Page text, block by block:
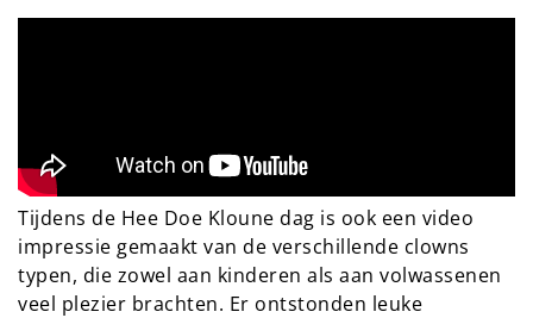
Tijdens de Hee Doe Kloune dag is ook een video
impressie gemaakt van de verschillende clowns
typen, die zowel aan kinderen als aan volwassenen
veel plezier brachten. Er ontstonden leuke